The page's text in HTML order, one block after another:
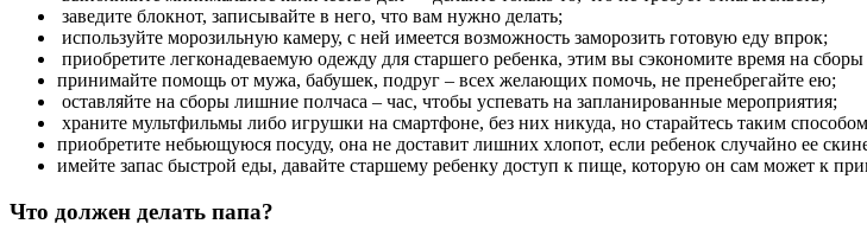
заведите блокнот, записывайте в него, что вам нужно делать;
используйте морозильную камеру, с ней имеется возможность заморозить готовую еду впрок;
приобретите легконадеваемую одежду для старшего ребенка, этим вы сэкономите время на сборы
принимайте помощь от мужа, бабушек, подруг – всех желающих помочь, не пренебрегайте ею;
оставляйте на сборы лишние полчаса – час, чтобы успевать на запланированные мероприятия;
храните мультфильмы либо игрушки на смартфоне, без них никуда, но старайтесь таким
приобретите небьющуюся посуду, она не доставит лишних хлопот, если ребенок случайно ее
имейте запас быстрой еды, давайте старшему ребенку доступ к пище, которую он сам может к
Что должен делать папа?